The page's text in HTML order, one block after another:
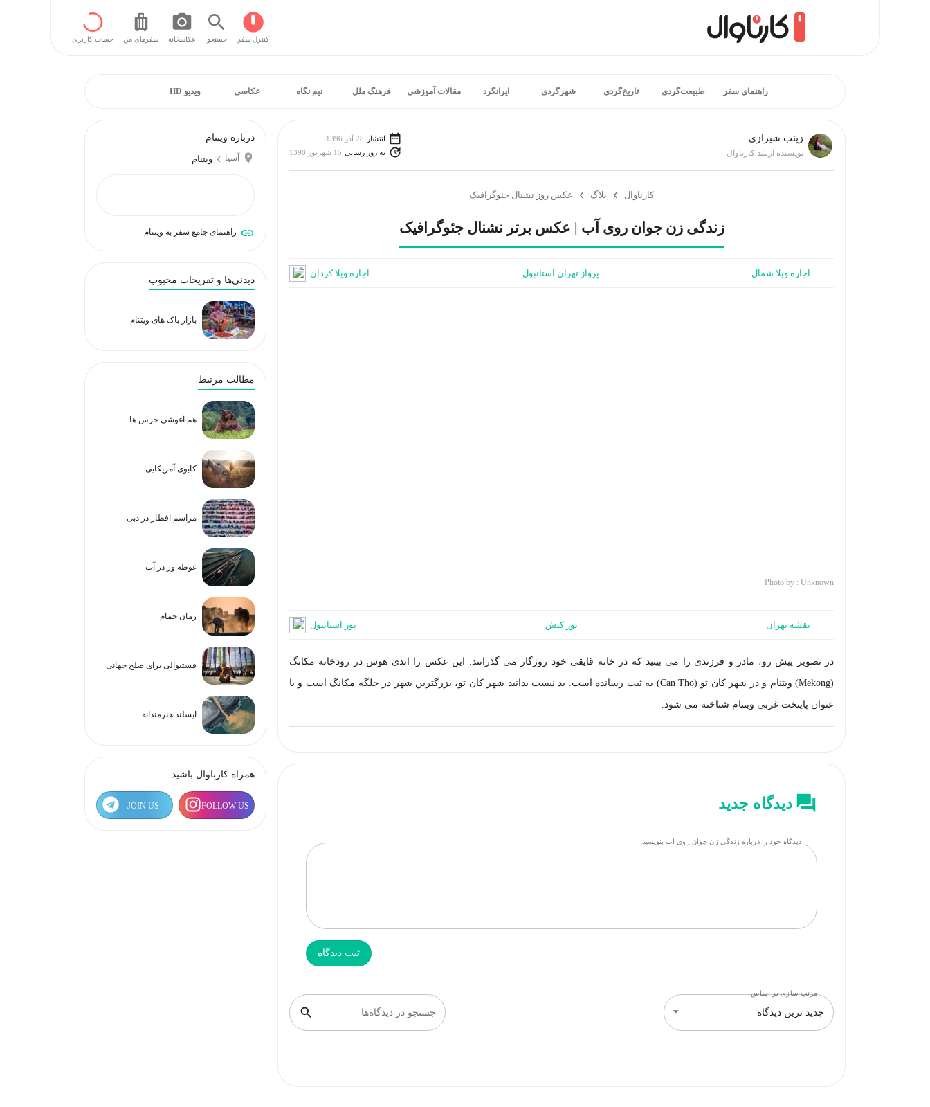
کنترل سفر جستجو عکاسخانه سفر‌های من حساب کاربری
راهنمای سفر طبیعت‌گردی تاریخ‌گردی شهرگردی ایرانگرد مقالات آموزشی فرهنگ ملل نیم نگاه عکاسی ویدیو HD
زينب شيرازی
نویسنده ارشد کارناوال
انتشار
28 آذر 1396
به روز رسانی 15 شهریور 1398
کارناوال بلاگ عکس روز نشنال جئوگرافیک
زندگی زن جوان روی آب | عکس برتر نشنال جئوگرافیک
اجاره ویلا شمال پرواز تهران استانبول اجاره ویلا کردان
Photo by : Unknown
نقشه تهران تور کیش تور استانبول
در تصویر پیش رو، مادر و فرزندی را می بینید که در خانه قایقی خود روزگار می گذرانند. این عکس را اندی هوس در رودخانه مکانگ
(Mekong) ویتنام و در شهر کان تو (Can Tho) به ثبت رسانده است. بد نیست بدانید شهر کان تو، بزرگترین شهر در جلگه مکانگ است و با
عنوان پایتخت غربی ویتنام شناخته می شود.
دیدگاه جدید
دیدگاه خود را درباره زندگی زن جوان روی آب بنویسید
ثبت دیدگاه
جستجو در دیدگاه‌ها
مرتب سازی بر اساس
جدید ترین دیدگاه
درباره ویتنام
آسیا ویتنام
راهنمای جامع سفر به ویتنام
دیدنی‌ها و تفریحات محبوب
بازار باک های ویتنام
مطالب مرتبط
هم آغوشی خرس ها
کابوی آمریکایی
مراسم افطار در دبی
غوطه ور در آب
زمان حمام
فستیوالی برای صلح جهانی
ایسلند هنرمندانه
همراه کارناوال باشید
FOLLOW US
JOIN US